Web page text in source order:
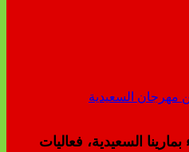
السعيدية، فعاليات